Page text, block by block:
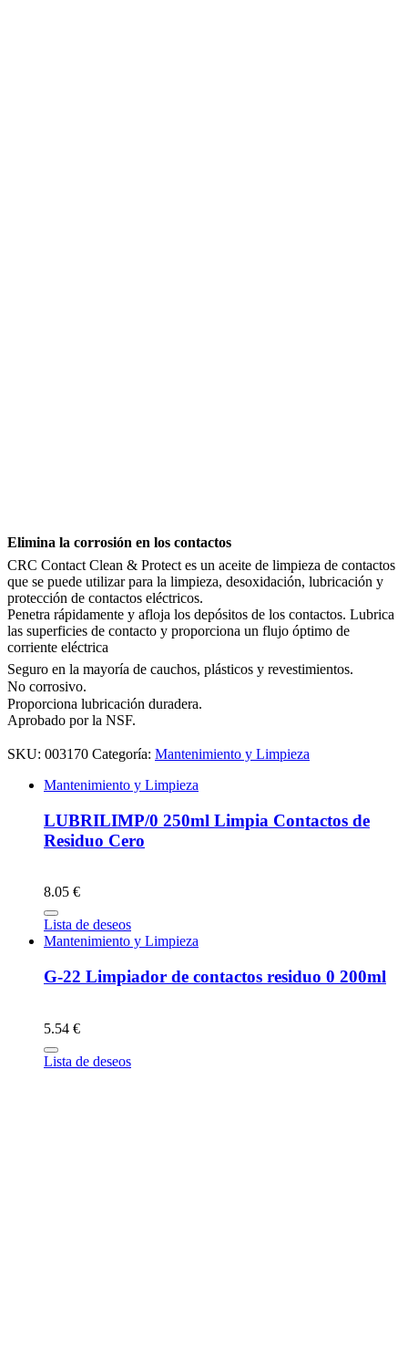
Elimina la corrosión en los contactos
CRC Contact Clean & Protect es un aceite de limpieza de contactos
que se puede utilizar para la limpieza, desoxidación, lubricación y
protección de contactos eléctricos.
Penetra rápidamente y afloja los depósitos de los contactos. Lubrica
las superficies de contacto y proporciona un flujo óptimo de
corriente eléctrica
Seguro en la mayoría de cauchos, plásticos y revestimientos.
No corrosivo.
Proporciona lubricación duradera.
Aprobado por la NSF.
SKU: 003170 Categoría: Mantenimiento y Limpieza
Mantenimiento y Limpieza
LUBRILIMP/0 250ml Limpia Contactos de
Residuo Cero
8.05 €
Lista de deseos
Mantenimiento y Limpieza
G-22 Limpiador de contactos residuo 0 200ml
5.54 €
Lista de deseos